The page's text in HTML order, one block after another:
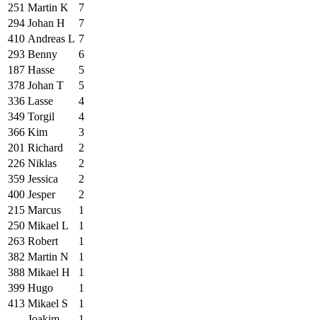
251 Martin K
7
294 Johan H
7
410 Andreas L 7
293 Benny
6
187 Hasse
5
378 Johan T
5
336 Lasse
4
349 Torgil
4
366 Kim
3
201 Richard
2
226 Niklas
2
359 Jessica
2
400 Jesper
2
215 Marcus
1
250 Mikael L
1
263 Robert
1
382 Martin N
1
388 Mikael H
1
399 Hugo
1
413 Mikael S
1